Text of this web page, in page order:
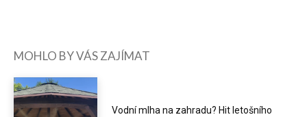
MOHLO BY VÁS ZAJÍMAT
Vodní mlha na zahradu? Hit letošního